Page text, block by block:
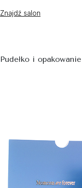
Znajdź salon
Pudełko i opakowanie